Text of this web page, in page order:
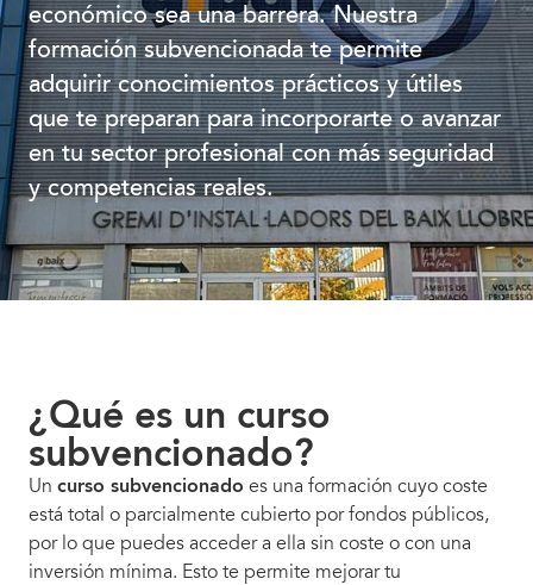
económico sea una barrera. Nuestra
formación subvencionada te permite
adquirir conocimientos prácticos y útiles
que te preparan para incorporarte o avanzar
en tu sector profesional con más seguridad
y competencias reales.
¿Qué es un curso
subvencionado?
Un curso subvencionado es una formación cuyo coste
está total o parcialmente cubierto por fondos públicos,
por lo que puedes acceder a ella sin coste o con una
inversión mínima. Esto te permite mejorar tu